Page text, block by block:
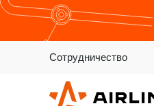
Сотрудничество